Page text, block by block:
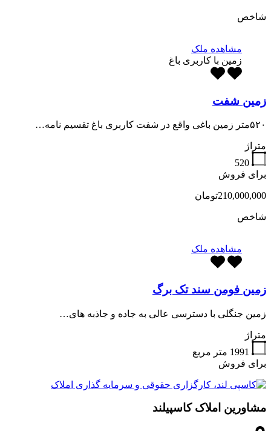
شاخص
مشاهده ملک
زمین با کاربری باغ
زمین شفت
۵۲۰متر زمین باغی واقع در شفت کاربری باغ تقسیم نامه…
متراژ
520
برای فروش
210,000,000تومان
شاخص
مشاهده ملک
زمین فومن سند تک برگ
زمین جنگلی با دسترسی عالی به جاده و جاذبه های…
متراژ
1991 متر مربع
برای فروش
مشاورین املاک کاسپیلند